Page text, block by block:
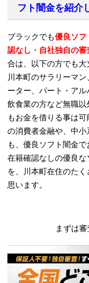
フト闇金を紹介
ブラックでも優良ソフ
認なし ・ 自社独自の審
合は、以下の方でも大
川本町のサラリーマ
ーター、パート・アル
飲食業の方など無職
もお金を借りる事は
の消費者金融や、中
も、優良ソフト闇金で
在籍確認なしの優良
を、川本町在住のた
思います。
まずは